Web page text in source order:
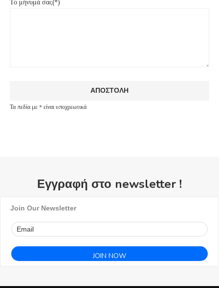
Το μήνυμά σας(*)
Τα πεδία με * είναι υποχρεωτικά
Εγγραφή στο newsletter !
Join Our Newsletter